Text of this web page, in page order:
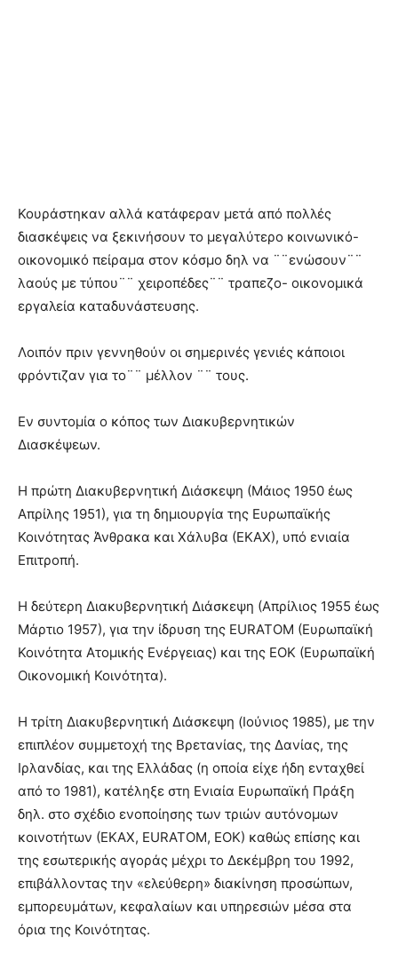
Κουράστηκαν αλλά κατάφεραν μετά από πολλές
διασκέψεις να ξεκινήσουν το μεγαλύτερο κοινωνικό-
οικονομικό πείραμα στον κόσμο δηλ να ¨¨ενώσουν¨¨
λαούς με τύπου¨¨ χειροπέδες¨¨ τραπεζο- οικονομικά
εργαλεία καταδυνάστευσης.
Λοιπόν πριν γεννηθούν οι σημερινές γενιές κάποιοι
φρόντιζαν για το¨¨ μέλλον ¨¨ τους.
Εν συντομία ο κόπος των Διακυβερνητικών
Διασκέψεων.
Η πρώτη Διακυβερνητική Διάσκεψη (Μάιος 1950 έως
Απρίλης 1951), για τη δημιουργία της Ευρωπαϊκής
Κοινότητας Άνθρακα και Χάλυβα (ΕΚΑΧ), υπό ενιαία
Επιτροπή.
Η δεύτερη Διακυβερνητική Διάσκεψη (Απρίλιος 1955 έως
Μάρτιο 1957), για την ίδρυση της ΕURATOM (Ευρωπαϊκή
Κοινότητα Ατομικής Ενέργειας) και της ΕΟΚ (Ευρωπαϊκή
Οικονομική Κοινότητα).
Η τρίτη Διακυβερνητική Διάσκεψη (Ιούνιος 1985), με την
επιπλέον συμμετοχή της Βρετανίας, της Δανίας, της
Ιρλανδίας, και της Ελλάδας (η οποία είχε ήδη ενταχθεί
από το 1981), κατέληξε στη Ενιαία Ευρωπαϊκή Πράξη
δηλ. στο σχέδιο ενοποίησης των τριών αυτόνομων
κοινοτήτων (ΕΚΑΧ, EURATOM, ΕΟΚ) καθώς επίσης και
της εσωτερικής αγοράς μέχρι το Δεκέμβρη του 1992,
επιβάλλοντας την «ελεύθερη» διακίνηση προσώπων,
εμπορευμάτων, κεφαλαίων και υπηρεσιών μέσα στα
όρια της Κοινότητας.